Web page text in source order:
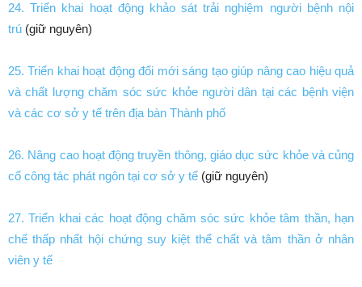
24. Triển khai hoạt động khảo sát trải nghiệm người bệnh nội
trú (giữ nguyên)
25. Triển khai hoạt động đổi mới sáng tạo giúp nâng cao hiệu quả
và chất lượng chăm sóc sức khỏe người dân tại các bệnh viện
và các cơ sở y tế trên địa bàn Thành phố
26. Nâng cao hoạt động truyền thông, giáo dục sức khỏe và củng
cố công tác phát ngôn tại cơ sở y tế (giữ nguyên)
27. Triển khai các hoạt động chăm sóc sức khỏe tâm thần, hạn
chế thấp nhất hội chứng suy kiệt thể chất và tâm thần ở nhân
viên y tế